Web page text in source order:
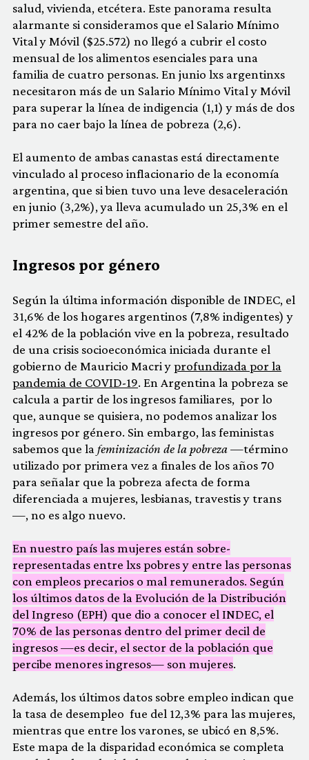
salud, vivienda, etcétera. Este panorama resulta
alarmante si consideramos que el Salario Mínimo
Vital y Móvil ($25.572) no llegó a cubrir el costo
mensual de los alimentos esenciales para una
familia de cuatro personas. En junio lxs argentinxs
necesitaron más de un Salario Mínimo Vital y Móvil
para superar la línea de indigencia (1,1) y más de dos
para no caer bajo la línea de pobreza (2,6).
El aumento de ambas canastas está directamente
vinculado al proceso inflacionario de la economía
argentina, que si bien tuvo una leve desaceleración
en junio (3,2%), ya lleva acumulado un 25,3% en el
primer semestre del año.
Ingresos por género
Según la última información disponible de INDEC, el
31,6% de los hogares argentinos (7,8% indigentes) y
el 42% de la población vive en la pobreza, resultado
de una crisis socioeconómica iniciada durante el
gobierno de Mauricio Macri yprofundizada por la
pandemia de COVID-19. En Argentina la pobreza se
calcula a partir de los ingresos familiares, por lo
que, aunque se quisiera, no podemos analizar los
ingresos por género. Sin embargo, las feministas
sabemos que la feminización de la pobreza—término
utilizado por primera vez a finales de los años 70
para señalar que la pobreza afecta de forma
diferenciada a mujeres, lesbianas, travestis y trans
—, no es algo nuevo.
En nuestro país las mujeres están sobre-
representadas entre lxs pobres y entre las personas
con empleos precarios o mal remunerados. Según
los últimos datos de la Evolución de la Distribución
del Ingreso (EPH) que dio a conocer el INDEC, el
70% de las personas dentro del primer decil de
ingresos —es decir, el sector de la población que
percibe menores ingresos— son mujeres.
Además, los últimos datos sobre empleo indican que
la tasa de desempleo fue del 12,3% para las mujeres,
mientras que entre los varones, se ubicó en 8,5%.
Este mapa de la disparidad económica se completa